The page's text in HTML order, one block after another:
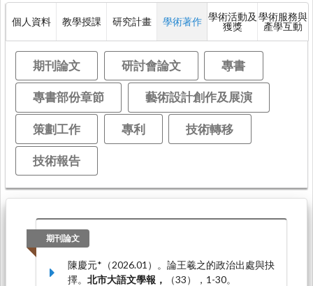
個人資料 教學授課 研究計畫 學術著作 學術活動及
獲獎
學術服務與
產學互動
期刊論文 研討會論文 專書
專書部份章節 藝術設計創作及展演
策劃工作 專利 技術轉移
技術報告
期刊論文
陳慶元*（2026.01）。論王羲之的政治出處與抉
擇。 北市大語文學報，
（33），1-30。